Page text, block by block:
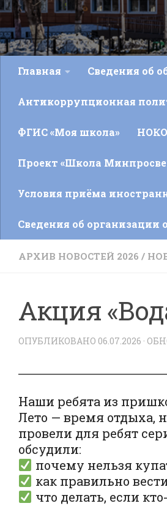
Главная Сведения об
Антикоррупционная
ФГИС «Моя школа» НОКО
Проект «Школа
Условия приёма
Сведения об организации
АРХИВ НОВОСТЕЙ 2026 /
Акция
ОПУБЛИКОВАНО 06.07.2026 ·
Наши ребята из
Лето — время отдыха,
провели для ребят
обсудили:
почему нельзя
как правильно
что делать, если